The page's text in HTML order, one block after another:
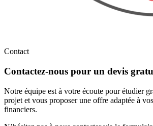
Contact
Contactez-nous pour un devis
Notre équipe est à votre écoute pour étudier
projet et vous proposer une offre adaptée à
financiers.